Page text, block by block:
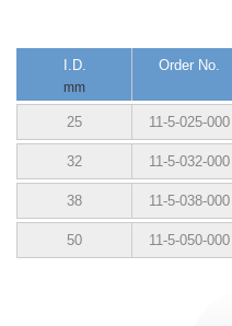
I.D.
mm
Order No.
25 11-5-025-000
32 11-5-032-000
38 11-5-038-000
50 11-5-050-000